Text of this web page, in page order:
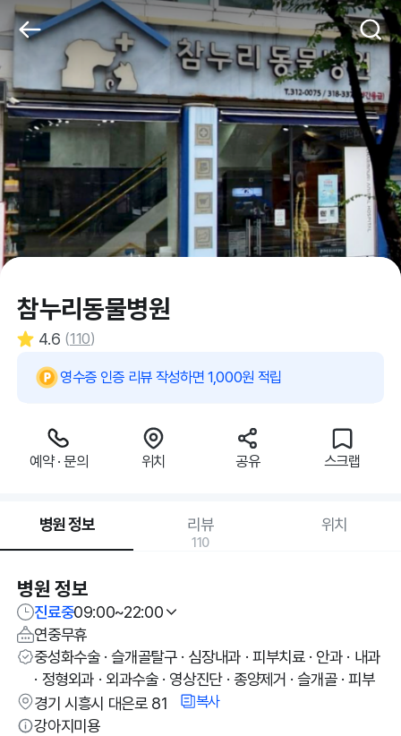
참누리동물병원
4.6 (110)
영수증 인증 리뷰 작성하면 1,000원 적립
예약 · 문의 위치 공유 스크랩
병원 정보 리뷰
110
위치
병원 정보
진료중09:00~22:00
연중무휴
중성화수술 · 슬개골탈구 · 심장내과 · 피부치료 · 안과 · 내과
· 정형외과 · 외과수술 · 영상진단 · 종양제거 · 슬개골 · 피부
경기 시흥시 대은로 81
복사
강아지미용